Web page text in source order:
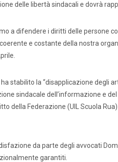
delle libertà sindacali e dovrà
a difendere i diritti delle persone
e costante della nostra
ha stabilito la “disapplicazione degli
sindacale dell’informazione e
della Federazione (UIL Scuola
da parte degli avvocati
garantiti.